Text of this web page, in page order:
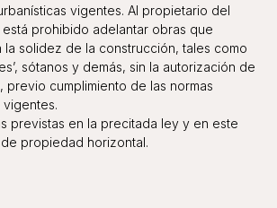
vigentes. Al propietario del
prohibido adelantar obras que
la solidez de la construcción, tales como
sótanos y demás, sin la autorización de
previo cumplimiento de las normas
vigentes.
previstas en la precitada ley y en este
propiedad horizontal.